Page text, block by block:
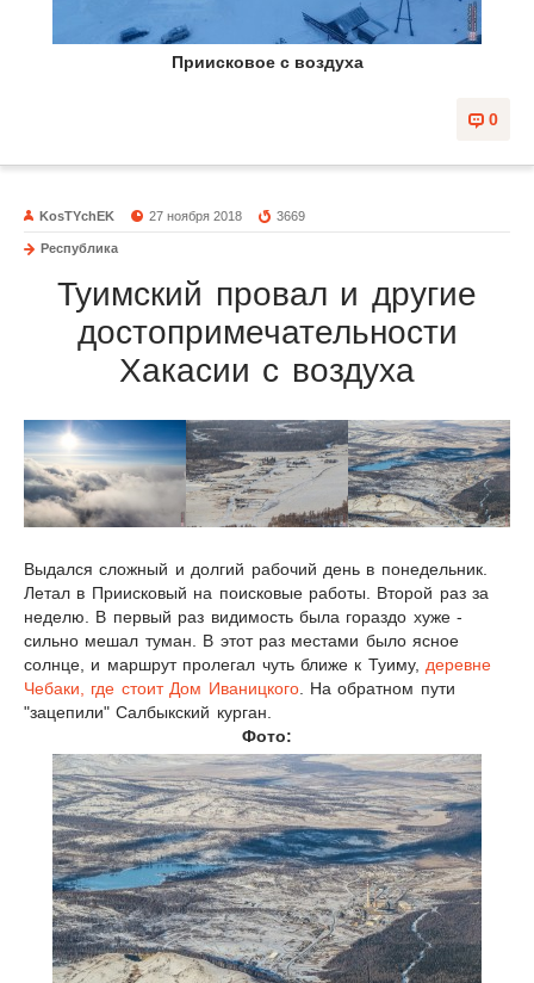
Приисковое с воздуха
0
KosTYchEK 27 ноября 2018 3669
Республика
Туимский провал и другие
достопримечательности
Хакасии с воздуха
Выдался сложный и долгий рабочий день в понедельник.
Летал в Приисковый на поисковые работы. Второй раз за
неделю. В первый раз видимость была гораздо хуже -
сильно мешал туман. В этот раз местами было ясное
солнце, и маршрут пролегал чуть ближе к Туиму, деревне
Чебаки, где стоит Дом Иваницкого. На обратном пути
"зацепили" Салбыкский курган.
Фото: